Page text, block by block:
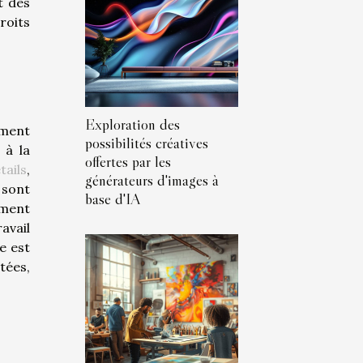
à la
,
est
Exploration des
possibilités créatives
offertes par les
générateurs d'images à
base d'IA